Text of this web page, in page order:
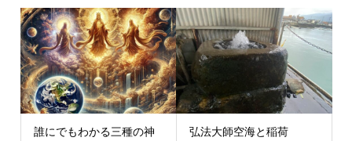
誰にでもわかる三種の神
弘法大師空海と稲荷